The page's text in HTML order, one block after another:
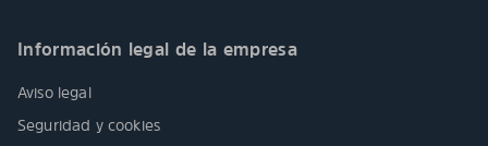
Información legal de la empresa
Aviso legal
Seguridad y cookies